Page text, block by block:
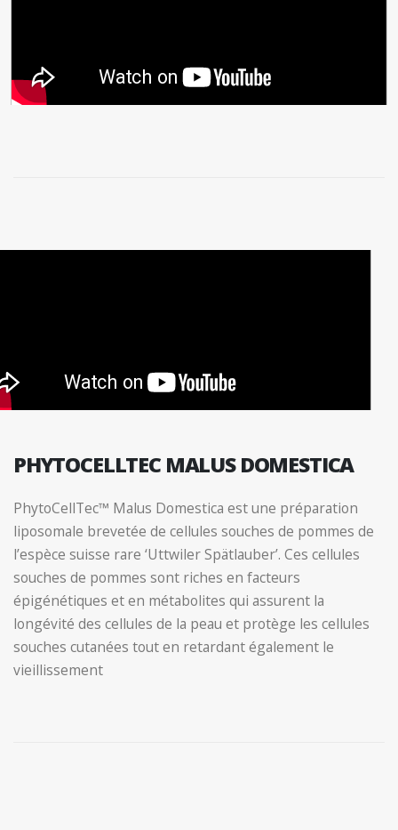
PHYTOCELLTEC MALUS DOMESTICA
PhytoCellTec™ Malus Domestica est une préparation
liposomale brevetée de cellules souches de pommes de
l’espèce suisse rare ‘Uttwiler Spätlauber’. Ces cellules
souches de pommes sont riches en facteurs
épigénétiques et en métabolites qui assurent la
longévité des cellules de la peau et protège les cellules
souches cutanées tout en retardant également le
vieillissement